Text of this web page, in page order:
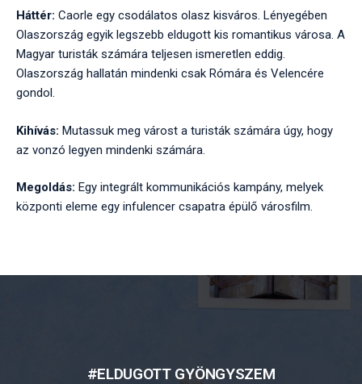
Háttér: Caorle egy csodálatos olasz kisváros. Lényegében
Olaszország egyik legszebb eldugott kis romantikus városa. A
Magyar turisták számára teljesen ismeretlen eddig.
Olaszország hallatán mindenki csak Rómára és Velencére
gondol.
Kihívás: Mutassuk meg várost a turisták számára úgy, hogy
az vonzó legyen mindenki számára.
Megoldás: Egy integrált kommunikációs kampány, melyek
központi eleme egy infulencer csapatra épülő városfilm.
#ELDUGOTT GYÖNGYSZEM